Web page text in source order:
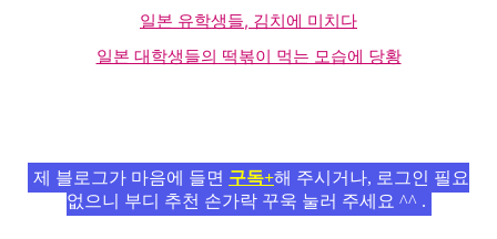
일본 유학생들, 김치에 미치다
일본 대학생들의 떡볶이 먹는 모습에 당황
제 블로그가 마음에 들면 구독+해 주시거나, 로그인 필요
없으니 부디 추천 손가락 꾸욱 눌러 주세요 ^^ .